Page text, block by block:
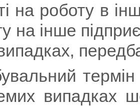
на роботу в
на інше
випадках